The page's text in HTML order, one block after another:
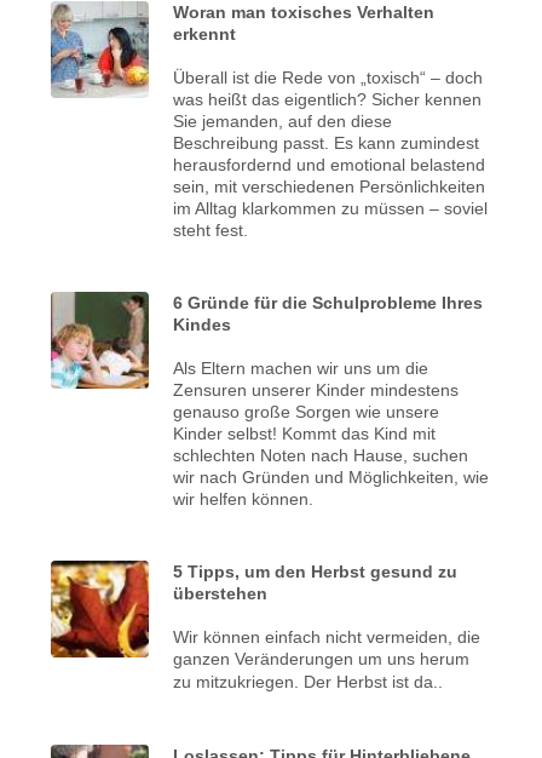
Woran man toxisches Verhalten
erkennt
Überall ist die Rede von „toxisch“ – doch
was heißt das eigentlich? Sicher kennen
Sie jemanden, auf den diese
Beschreibung passt. Es kann zumindest
herausfordernd und emotional belastend
sein, mit verschiedenen Persönlichkeiten
im Alltag klarkommen zu müssen – soviel
steht fest.
6 Gründe für die Schulprobleme Ihres
Kindes
Als Eltern machen wir uns um die
Zensuren unserer Kinder mindestens
genauso große Sorgen wie unsere
Kinder selbst! Kommt das Kind mit
schlechten Noten nach Hause, suchen
wir nach Gründen und Möglichkeiten, wie
wir helfen können.
5 Tipps, um den Herbst gesund zu
überstehen
Wir können einfach nicht vermeiden, die
ganzen Veränderungen um uns herum
zu mitzukriegen. Der Herbst ist da..